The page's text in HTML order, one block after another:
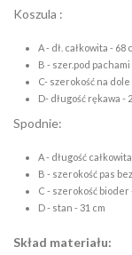
Koszula :
A - dł. całkowita - 68
B - szer.pod pachami
C- szerokość na dole
D- długość rękawa -
Spodnie:
A - długość
B - szerokość pas
C - szerokość bioder
D - stan - 31 cm
Skład materiału: